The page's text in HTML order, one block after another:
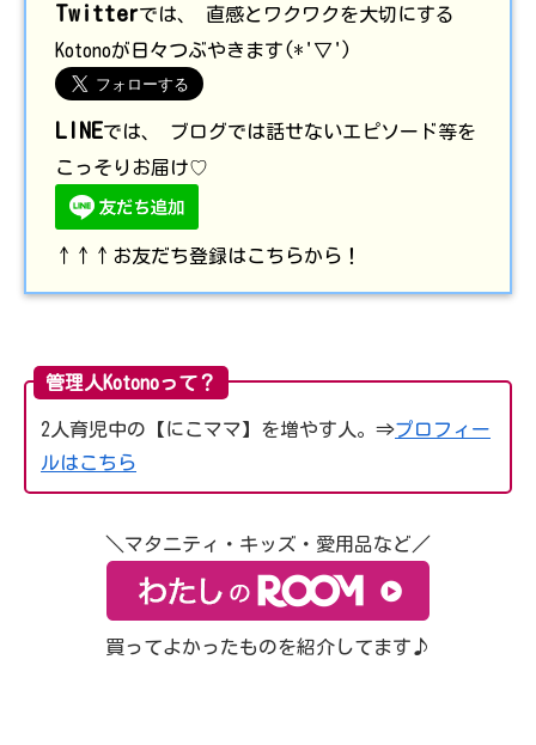
Twitterでは、 直感とワクワクを大切にする
Kotonoが日々つぶやきます(*'▽')
LINEでは、 ブログでは話せないエピソード等を
こっそりお届け♡
↑↑↑お友だち登録はこちらから！
管理人Kotonoって？
2人育児中の【にこママ】を増やす人。⇒プロフィー
ルはこちら
＼マタニティ・キッズ・愛用品など／
買ってよかったものを紹介してます♪